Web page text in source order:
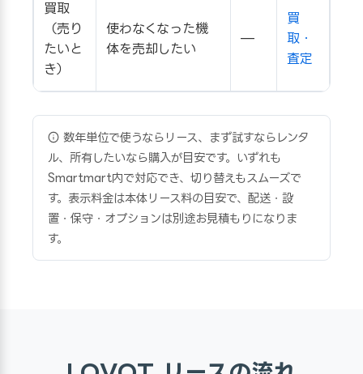
買取
（売り
たいと
き）
使わなくなった機
体を売却したい
—
買
取・
査定
数年単位で使うならリース、まず試すならレンタ
ル、所有したいなら購入が目安です。いずれも
Smartmart内で対応でき、切り替えもスムーズで
す。表示料金は本体リース料の目安で、配送・設
置・保守・オプションは別途お見積もりになりま
す。